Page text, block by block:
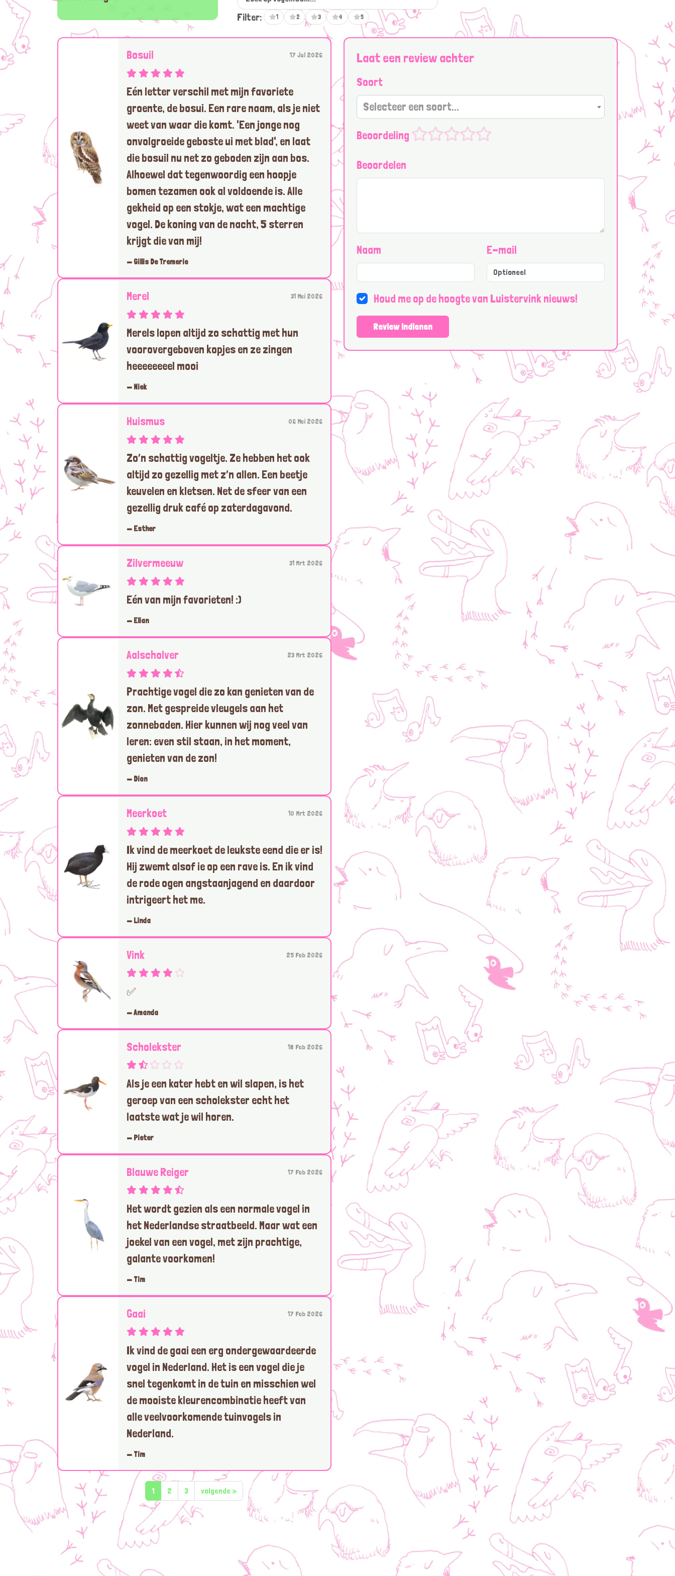
Filter: 1 2 3 4 5
Bosuil 17 Jul 2026
Eén letter verschil met mijn favoriete
groente, de bosui. Een rare naam, als je niet
weet van waar die komt. 'Een jonge nog
onvolgroeide geboste ui met blad', en laat
die bosuil nu net zo geboden zijn aan bos.
Alhoewel dat tegenwoordig een hoopje
bomen tezamen ook al voldoende is. Alle
gekheid op een stokje, wat een machtige
vogel. De koning van de nacht, 5 sterren
krijgt die van mij!
— Gillis De Tremerie
Merel 31 Mei 2026
Merels lopen altijd zo schattig met hun
voorovergeboven kopjes en ze zingen
heeeeeeeel mooi
— Niek
Huismus 06 Mei 2026
Zo’n schattig vogeltje. Ze hebben het ook
altijd zo gezellig met z’n allen. Een beetje
keuvelen en kletsen. Net de sfeer van een
gezellig druk café op zaterdagavond.
— Esther
Zilvermeeuw 31 Mrt 2026
Eén van mijn favorieten! :)
— Elian
Aalscholver 23 Mrt 2026
Prachtige vogel die zo kan genieten van de
zon. Met gespreide vleugels aan het
zonnebaden. Hier kunnen wij nog veel van
leren: even stil staan, in het moment,
genieten van de zon!
— Dion
Meerkoet 10 Mrt 2026
Ik vind de meerkoet de leukste eend die er is!
Hij zwemt alsof ie op een rave is. En ik vind
de rode ogen angstaanjagend en daardoor
intrigeert het me.
— Linda
Vink 25 Feb 2026
✅
— Amanda
Scholekster 18 Feb 2026
Als je een kater hebt en wil slapen, is het
geroep van een scholekster echt het
laatste wat je wil horen.
— Pieter
Blauwe Reiger 17 Feb 2026
Het wordt gezien als een normale vogel in
het Nederlandse straatbeeld. Maar wat een
joekel van een vogel, met zijn prachtige,
galante voorkomen!
— Tim
Gaai 17 Feb 2026
Ik vind de gaai een erg ondergewaardeerde
vogel in Nederland. Het is een vogel die je
snel tegenkomt in de tuin en misschien wel
de mooiste kleurencombinatie heeft van
alle veelvoorkomende tuinvogels in
Nederland.
— Tim
1 2 3 volgende»
Laat een review achter
Soort
Selecteer een soort...
Beoordeling
Beoordelen
Naam E-mail
Houd me op de hoogte van Luistervink nieuws!
Review indienen